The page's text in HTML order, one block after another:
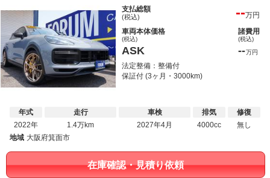
支払総額
(税込) --万円
車両本体価格
(税込)
ASK
諸費用
(税込)
--万円
法定整備：整備付
保証付 (3ヶ月・3000km)
年式
2022年
走行
1.4万km
車検
2027年4月
排気
4000cc
修復
無し
地域 大阪府箕面市
在庫確認・見積り依頼